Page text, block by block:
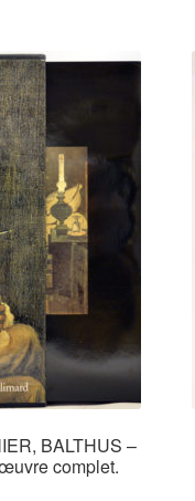
BALTHUS –
complet.